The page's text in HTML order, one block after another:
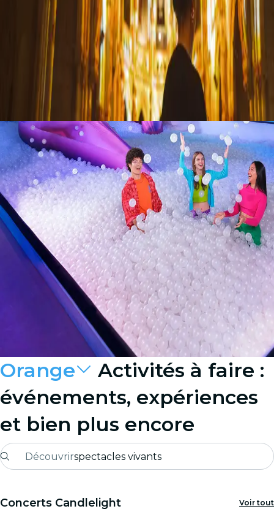
Orange
Activités à faire :
événements, expériences
et bien plus encore
Découvrirspectacles vivants
Candlelight
Concerts Candlelight Voir tout